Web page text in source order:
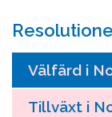
Välfärd i
Tillväxt i